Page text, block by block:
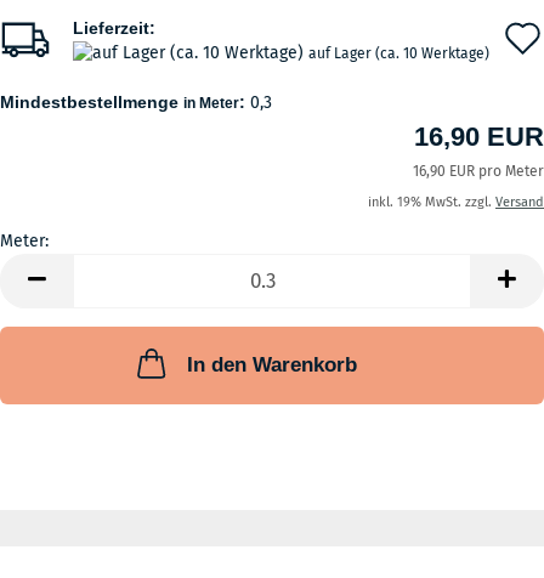
Lieferzeit:
auf Lager (ca. 10 Werktage)
Mindestbestellmenge in Meter: 0,3
16,90 EUR
16,90 EUR pro Meter
inkl. 19% MwSt. zzgl. Versand
Meter:
In den Warenkorb